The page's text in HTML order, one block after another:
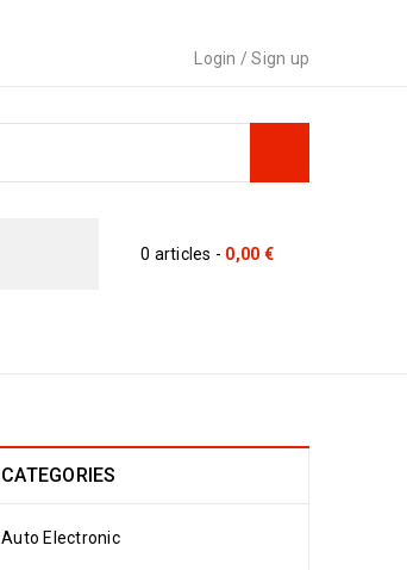
Login /Sign up
0 articles - 0,00 €
CATEGORIES
Auto Electronic